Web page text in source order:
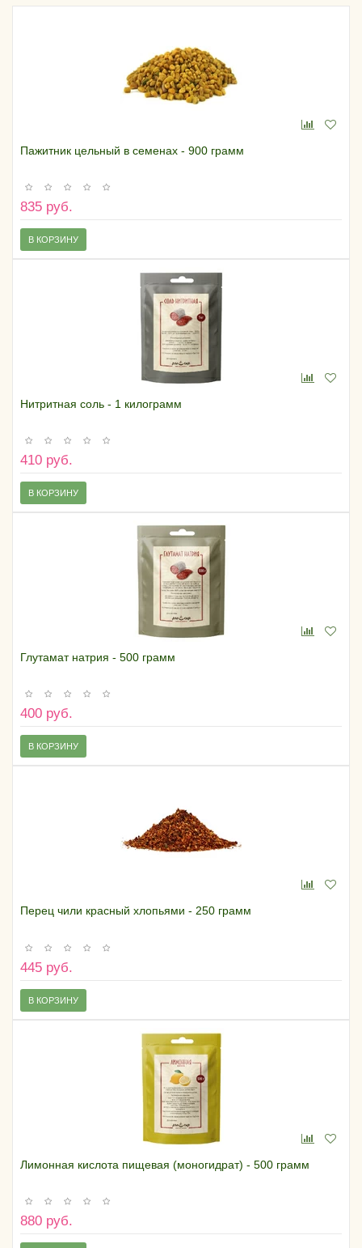
Пажитник цельный в семенах - 900 грамм
835 руб.
В КОРЗИНУ
Нитритная соль - 1 килограмм
410 руб.
В КОРЗИНУ
Глутамат натрия - 500 грамм
400 руб.
В КОРЗИНУ
Перец чили красный хлопьями - 250 грамм
445 руб.
В КОРЗИНУ
Лимонная кислота пищевая (моногидрат) - 500 грамм
880 руб.